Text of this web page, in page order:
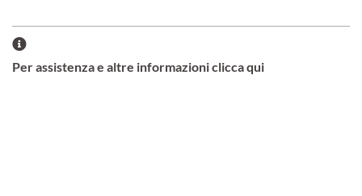
Per assistenza e altre informazioni clicca qui